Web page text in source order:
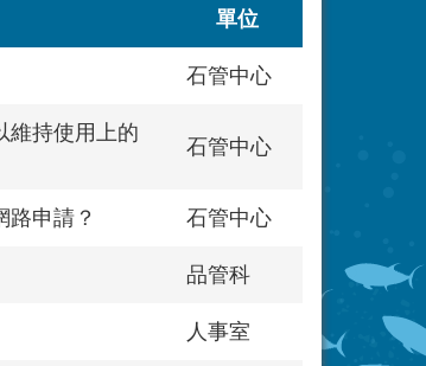
單位
石管中心
維持使用上的
石管中心
路申請？ 石管中心
品管科
人事室